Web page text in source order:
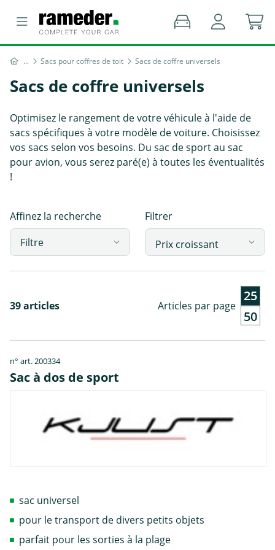
Sacs pour coffres de toit Sacs de coffre universels
Sacs de coffre universels
Optimisez le rangement de votre véhicule à l'aide de
sacs spécifiques à votre modèle de voiture. Choisissez
vos sacs selon vos besoins. Du sac de sport au sac
pour avion, vous serez paré(e) à toutes les éventualités
!
Affinez la recherche
Filtre
Filtrer
39 articles Articles par page
25
50
n° art. 200334
Sac à dos de sport
sac universel
pour le transport de divers petits objets
parfait pour les sorties à la plage